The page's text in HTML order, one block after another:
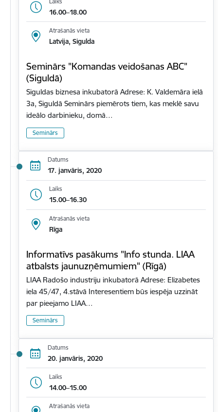
16.00–18.00
Atrašanās vieta
Latvija, Sigulda
Seminārs "Komandas veidošanas ABC"
(Siguldā)
Siguldas biznesa inkubatorā Adrese: K. Valdemāra ielā
3a, Siguldā Seminārs piemērots tiem, kas meklē savu
ideālo darbinieku, domā…
Seminārs
Datums
17. janvāris, 2020
Laiks
15.00–16.30
Atrašanās vieta
Rīga
Informatīvs pasākums "Info stunda. LIAA
atbalsts jaunuzņēmumiem" (Rīgā)
LIAA Radošo industriju inkubatorā Adrese: Elizabetes
iela 45/47, 4.stāvā Interesentiem būs iespēja uzzināt
par pieejamo LIAA…
Seminārs
Datums
20. janvāris, 2020
Laiks
14.00–15.00
Atrašanās vieta